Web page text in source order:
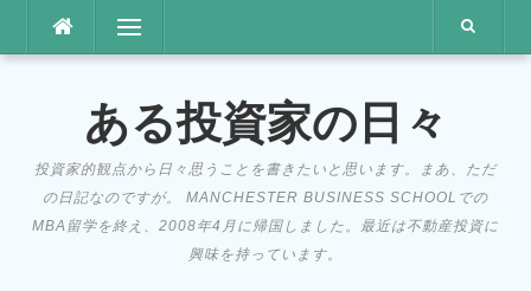
メニュー
ある投資家の日々
投資家的観点から日々思うことを書きたいと思います。まあ、ただ
の日記なのですが。 MANCHESTER BUSINESS SCHOOLでの
MBA留学を終え、2008年4月に帰国しました。最近は不動産投資に
興味を持っています。